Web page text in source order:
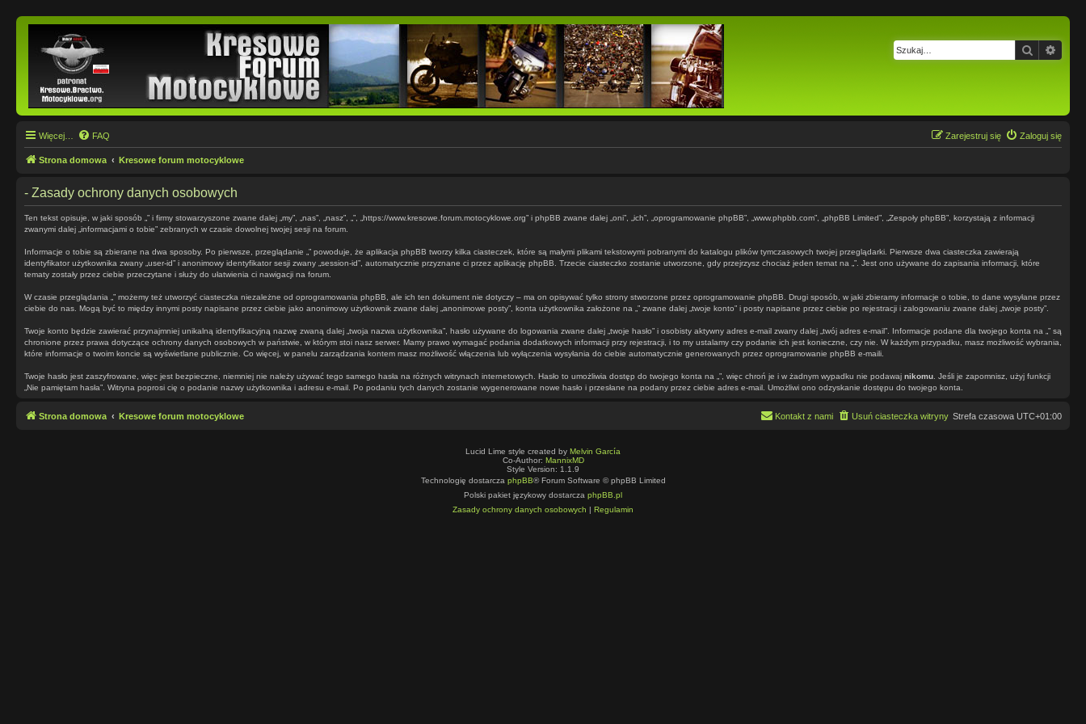
Szukaj
Więcej… FAQ Zaloguj się
Zarejestruj się
Strona domowa Kresowe forum motocyklowe
- Zasady ochrony danych osobowych
Ten tekst opisuje, w jaki sposób „” i firmy stowarzyszone zwane dalej „my”, „nas”, „nasz”, „”, „https://www.kresowe.forum.motocyklowe.org” i phpBB zwane dalej „oni”, „ich”, „oprogramowanie phpBB”, „www.phpbb.com”, „phpBB Limited”, „Zespoły phpBB”, korzystają z informacji
zwanymi dalej „informacjami o tobie” zebranych w czasie dowolnej twojej sesji na forum.
Informacje o tobie są zbierane na dwa sposoby. Po pierwsze, przeglądanie „” powoduje, że aplikacja phpBB tworzy kilka ciasteczek, które są małymi plikami tekstowymi pobranymi do katalogu plików tymczasowych twojej przeglądarki. Pierwsze dwa ciasteczka zawierają
identyfikator użytkownika zwany „user-id” i anonimowy identyfikator sesji zwany „session-id”, automatycznie przyznane ci przez aplikację phpBB. Trzecie ciasteczko zostanie utworzone, gdy przejrzysz chociaż jeden temat na „”. Jest ono używane do zapisania informacji, które
tematy zostały przez ciebie przeczytane i służy do ułatwienia ci nawigacji na forum.
W czasie przeglądania „” możemy też utworzyć ciasteczka niezależne od oprogramowania phpBB, ale ich ten dokument nie dotyczy – ma on opisywać tylko strony stworzone przez oprogramowanie phpBB. Drugi sposób, w jaki zbieramy informacje o tobie, to dane wysyłane przez
ciebie do nas. Mogą być to między innymi posty napisane przez ciebie jako anonimowy użytkownik zwane dalej „anonimowe posty”, konta użytkownika założone na „” zwane dalej „twoje konto” i posty napisane przez ciebie po rejestracji i zalogowaniu zwane dalej „twoje posty”.
Twoje konto będzie zawierać przynajmniej unikalną identyfikacyjną nazwę zwaną dalej „twoja nazwa użytkownika”, hasło używane do logowania zwane dalej „twoje hasło” i osobisty aktywny adres e-mail zwany dalej „twój adres e-mail”. Informacje podane dla twojego konta na „” są
chronione przez prawa dotyczące ochrony danych osobowych w państwie, w którym stoi nasz serwer. Mamy prawo wymagać podania dodatkowych informacji przy rejestracji, i to my ustalamy czy podanie ich jest konieczne, czy nie. W każdym przypadku, masz możliwość wybrania,
które informacje o twoim koncie są wyświetlane publicznie. Co więcej, w panelu zarządzania kontem masz możliwość włączenia lub wyłączenia wysyłania do ciebie automatycznie generowanych przez oprogramowanie phpBB e-maili.
Twoje hasło jest zaszyfrowane, więc jest bezpieczne, niemniej nie należy używać tego samego hasła na różnych witrynach internetowych. Hasło to umożliwia dostęp do twojego konta na „”, więc chroń je i w żadnym wypadku nie podawaj nikomu . Jeśli je zapomnisz, użyj funkcji
„Nie pamiętam hasła”. Witryna poprosi cię o podanie nazwy użytkownika i adresu e-mail. Po podaniu tych danych zostanie wygenerowane nowe hasło i przesłane na podany przez ciebie adres e-mail. Umożliwi ono odzyskanie dostępu do twojego konta.
Strona domowa Kresowe forum motocyklowe Strefa czasowa UTC+01:00
Usuń ciasteczka witryny
Kontakt z nami
Lucid Lime style created by Melvin García
Co-Author: MannixMD
Style Version: 1.1.9
Technologię dostarcza phpBB® Forum Software © phpBB Limited
Polski pakiet językowy dostarcza phpBB.pl
Zasady ochrony danych osobowych | Regulamin